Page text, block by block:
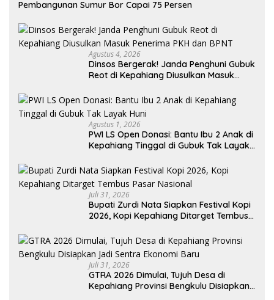
Pembangunan Sumur Bor Capai 75 Persen
Agustus 4, 2026
Dinsos Bergerak! Janda Penghuni Gubuk
Reot di Kepahiang Diusulkan Masuk
Agustus 1, 2026
PWI LS Open Donasi: Bantu Ibu 2 Anak di
Kepahiang Tinggal di Gubuk Tak Layak
Juli 31, 2026
Bupati Zurdi Nata Siapkan Festival Kopi
2026, Kopi Kepahiang Ditarget Tembus
Juli 31, 2026
GTRA 2026 Dimulai, Tujuh Desa di
Kepahiang Provinsi Bengkulu Disiapkan